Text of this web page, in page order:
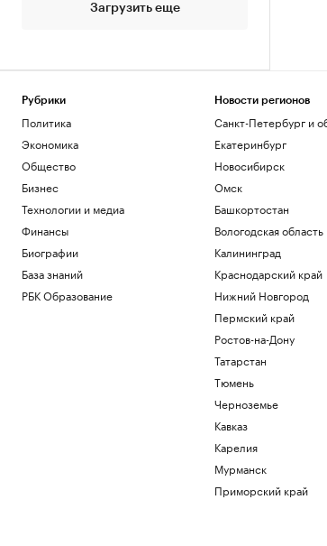
Загрузить еще
Рубрики
Политика
Экономика
Общество
Бизнес
Технологии и медиа
Финансы
Биографии
База знаний
РБК Образование
Новости регионов
Санкт-Петербург и
Екатеринбург
Новосибирск
Омск
Башкортостан
Вологодская область
Калининград
Краснодарский край
Нижний Новгород
Пермский край
Ростов-на-Дону
Татарстан
Тюмень
Черноземье
Кавказ
Карелия
Мурманск
Приморский край